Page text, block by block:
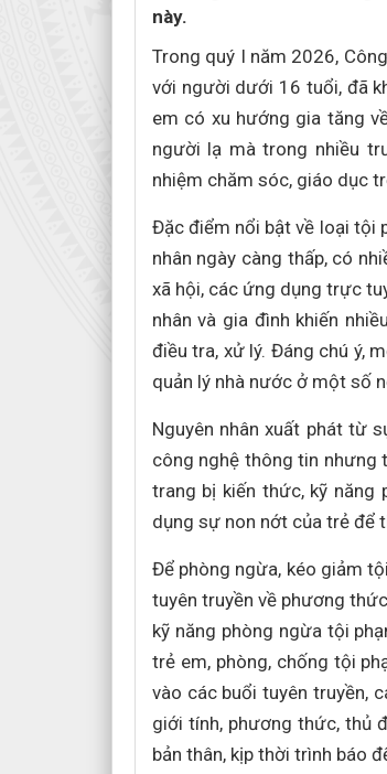
này.
Trong quý I năm 2026,
với người dưới 16 tuổi, đã
em có xu hướng gia tăng
người lạ mà trong nhiều
nhiệm chăm sóc, giáo dục
Đặc điểm nổi bật về loại tội
nhân ngày càng thấp, có
xã hội, các ứng dụng trực
nhân và gia đình khiến
điều tra, xử lý. Đáng chú ý,
quản lý nhà nước ở một số
Nguyên nhân xuất phát từ
công nghệ thông tin nhưng
trang bị kiến thức, kỹ năng
dụng sự non nớt của trẻ để
Để phòng ngừa, kéo giảm
tuyên truyền về phương
kỹ năng phòng ngừa tội
trẻ em, phòng, chống tội
vào các buổi tuyên truyền,
giới tính, phương thức, thủ
bản thân, kịp thời trình báo